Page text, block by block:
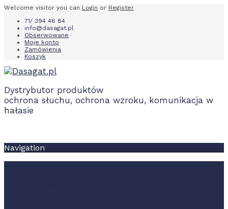
Welcome visitor you can Login or Register
71/ 394 46 84
info@dasagat.pl
Obserwowane
Moje konto
Zamówienia
Koszyk
Dystrybutor produktów
ochrona słuchu, ochrona wzroku, komunikacja w
hałasie
Navigation